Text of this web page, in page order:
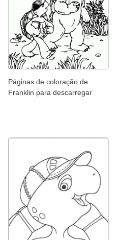
Páginas de coloração de
Franklin para descarregar